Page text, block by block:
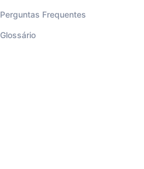
Perguntas Frequentes
Glossário